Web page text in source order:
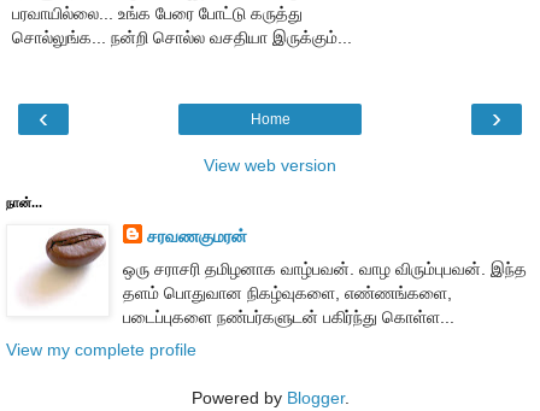
பரவாயில்லை... உங்க பேரை போட்டு கருத்து
சொல்லுங்க... நன்றி சொல்ல வசதியா இருக்கும்...
‹ ›
Home
View web version
நான்...
சரவணகுமரன்
ஒரு சராசரி தமிழனாக வாழ்பவன். வாழ விரும்புபவன். இந்த
தளம் பொதுவான நிகழ்வுகளை, எண்ணங்களை,
படைப்புகளை நண்பர்களுடன் பகிர்ந்து கொள்ள...
View my complete profile
Powered by Blogger.